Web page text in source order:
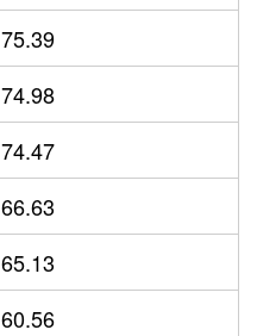
75.39
74.98
74.47
66.63
65.13
60.56